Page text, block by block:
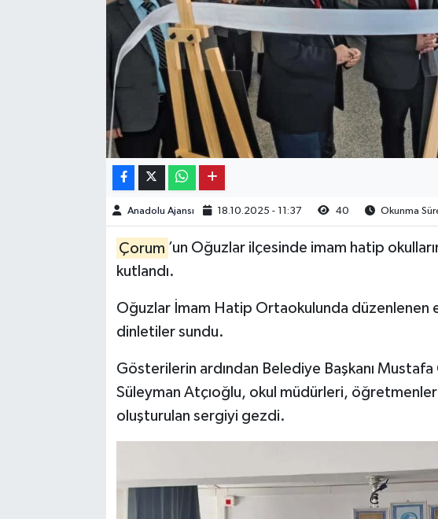
Anadolu Ajansı 18.10.2025 - 11:37 40 Okunma
Çorum ’un Oğuzlar ilçesinde imam hatip
kutlandı.
Oğuzlar İmam Hatip Ortaokulunda
dinletiler sundu.
Gösterilerin ardından Belediye Başkanı
Süleyman Atçıoğlu, okul müdürleri,
oluşturulan sergiyi gezdi.
Osmancık